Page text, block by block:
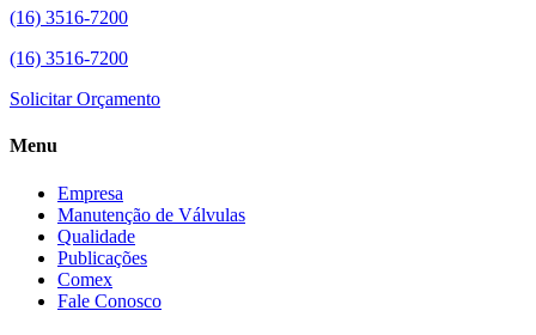
(16) 3516-7200
(16) 3516-7200
Solicitar Orçamento
Menu
Empresa
Manutenção de Válvulas
Qualidade
Publicações
Comex
Fale Conosco